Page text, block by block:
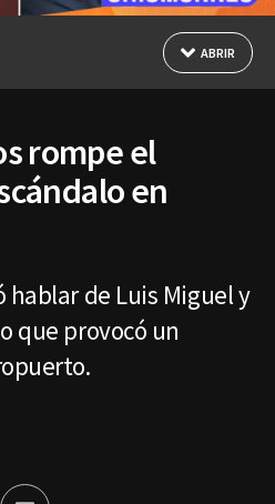
ABRIR
rompe el
en
hablar de Luis Miguel y
que provocó un